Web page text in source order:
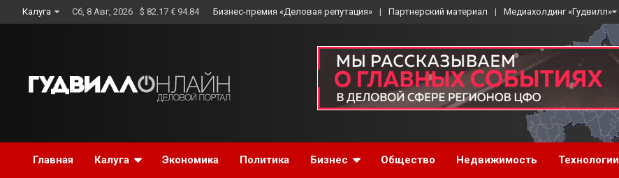
to
Калуга Сб, 8 Авг, 2026 $ 82.17 € 94.84 Бизнес-премия «Деловая репутация» Партнерский материал Медиахолдинг «Гудвилл»
Главная Калуга Экономика Политика Бизнес Общество Недвижимость Технологии